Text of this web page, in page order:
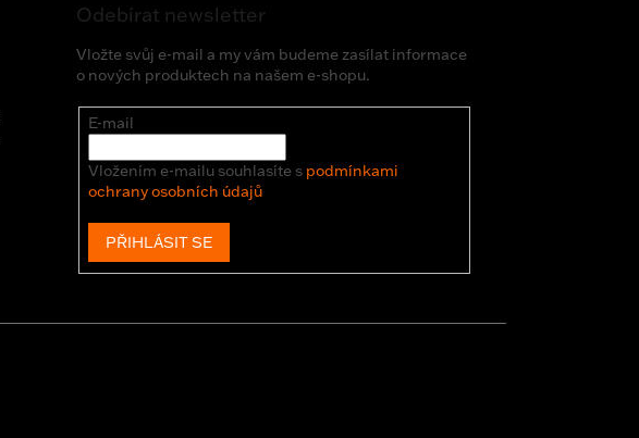
Odebírat newsletter
Vložte svůj e-mail a my vám budeme zasílat informace
o nových produktech na našem e-shopu.
E-mail
Vložením e-mailu souhlasíte s podmínkami
ochrany osobních údajů
PŘIHLÁSIT SE